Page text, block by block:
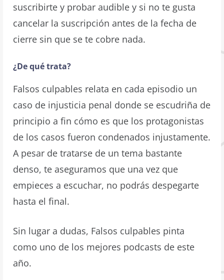
suscribirte y probar audible y si no te gusta
cancelar la suscripción antes de la fecha de
cierre sin que se te cobre nada.
¿De qué trata?
Falsos culpables relata en cada episodio un
caso de injusticia penal donde se escudriña de
principio a fin cómo es que los protagonistas
de los casos fueron condenados injustamente.
A pesar de tratarse de un tema bastante
denso, te aseguramos que una vez que
empieces a escuchar, no podrás despegarte
hasta el final.
Sin lugar a dudas, Falsos culpables pinta
como uno de los mejores podcasts de este
año.